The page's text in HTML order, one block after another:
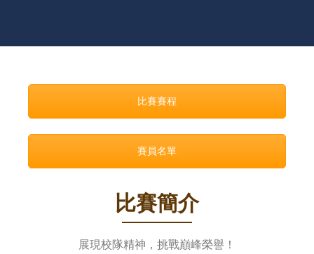
比賽賽程
賽員名單
比賽簡介
展現校隊精神，挑戰巔峰榮譽！